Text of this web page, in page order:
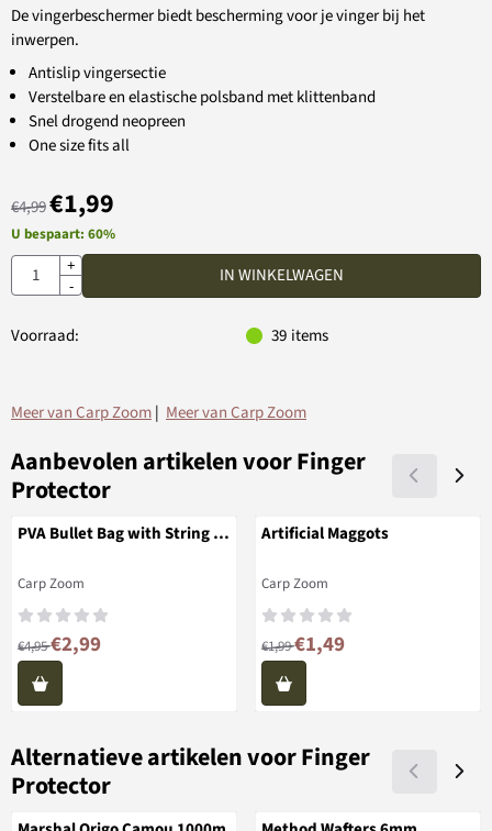
De vingerbeschermer biedt bescherming voor je vinger bij het
inwerpen.
Antislip vingersectie
Verstelbare en elastische polsband met klittenband
Snel drogend neopreen
One size fits all
€4,99€1,99
U bespaart: 60%
Aantal
+
-
IN WINKELWAGEN
Voorraad: 39 items
Meer van Carp Zoom| Meer van Carp Zoom
Aanbevolen artikelen voorFinger
Protector
PVA Bullet Bag with String &
Merk:
Carp Zoom
Van 4,95 voor 2,99
€4,95€2,99
Artificial Maggots
Merk:
Carp Zoom
Van 1,99 voor 1,49
€1,99€1,49
Alternatieve artikelen voorFinger
Protector